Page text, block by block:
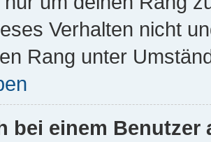
Verhalten nicht
Rang unter
bei einem